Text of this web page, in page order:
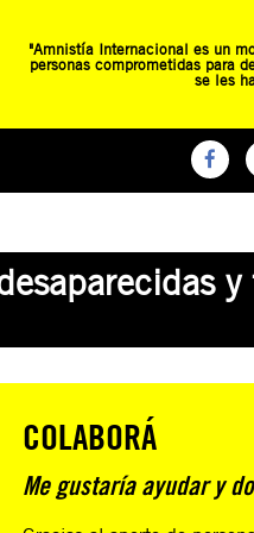
"Amnistía Internacional es un
personas comprometidas para
se les
COLABORÁ
Me gustaría ayudar y